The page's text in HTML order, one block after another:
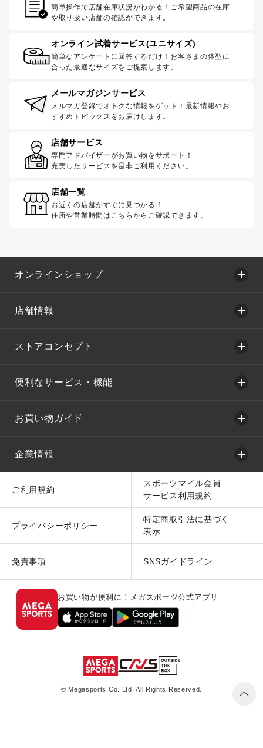
簡単操作で店舗在庫状況がわかる！ご希望商品の在庫
や取り扱い店舗の確認ができます。
オンライン試着サービス(ユニサイズ)
簡単なアンケートに回答するだけ！お客さまの体型に
合った最適なサイズをご提案します。
メールマガジンサービス
メルマガ登録でオトクな情報をゲット！最新情報やお
すすめトピックスをお届けします。
店舗サービス
専門アドバイザーがお買い物をサポート！
充実したサービスを是非ご利用ください。
店舗一覧
お近くの店舗がすぐに見つかる！
住所や営業時間はこちらからご確認できます。
オンラインショップ
店舗情報
ストアコンセプト
便利なサービス・機能
お買い物ガイド
企業情報
ご利用規約
スポーツマイル会員
サービス利用規約
プライバシーポリシー
特定商取引法に基づく
表示
免責事項 SNSガイドライン
お買い物が便利に！メガスポーツ公式アプリ
© Megasports Co. Ltd. All Rights Reserved.